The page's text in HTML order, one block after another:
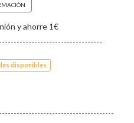
y ahorre 1€
disponibles